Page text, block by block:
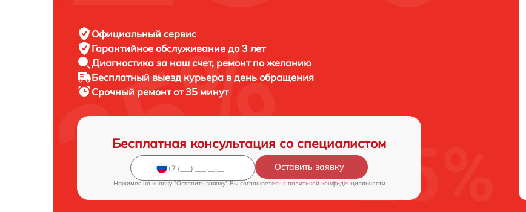
Официальный сервис
Гарантийное обслуживание до 3 лет
Диагностика за наш счет, ремонт по желанию
Бесплатный выезд курьера в день обращения
Срочный ремонтот 35 минут
Бесплатная консультация со специалистом
Оставить заявку
Нажимая на кнопку "Оставить заявку" Вы соглашаетесь c политикой конфиденциальности